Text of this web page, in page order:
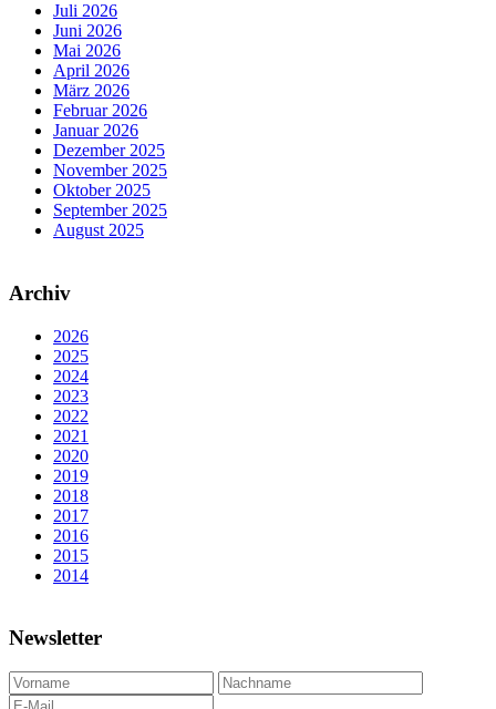
Juli 2026
Juni 2026
Mai 2026
April 2026
März 2026
Februar 2026
Januar 2026
Dezember 2025
November 2025
Oktober 2025
September 2025
August 2025
Archiv
2026
2025
2024
2023
2022
2021
2020
2019
2018
2017
2016
2015
2014
Newsletter